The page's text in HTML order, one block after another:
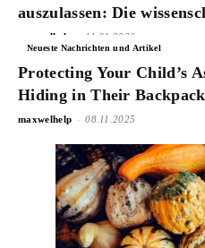
auszulassen: Die
maxwelhelp 11.01.2026
Neueste Nachrichten und Artikel
Protecting Your Child’s
Hiding in Their Backpack
maxwelhelp - 08.11.2025